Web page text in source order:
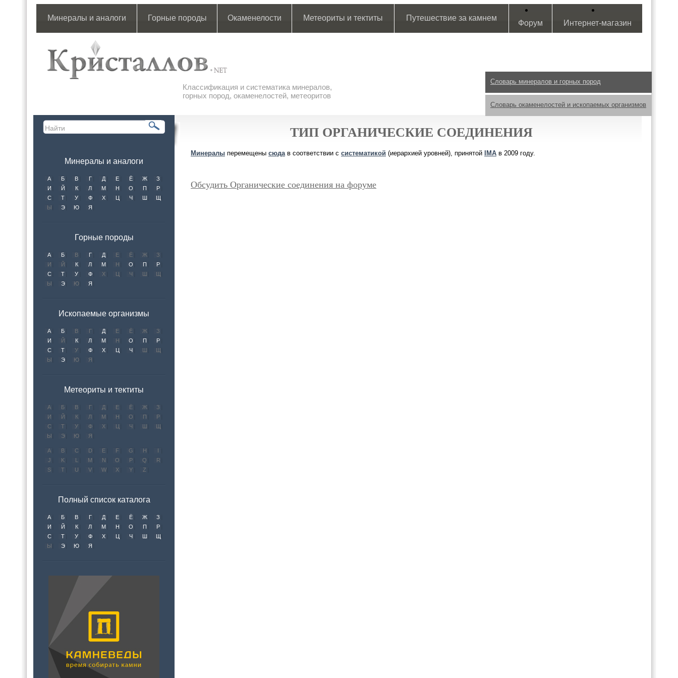
Минералы и аналоги Горные породы Окаменелости Метеориты и тектиты Путешествие за камнем
Форум Интернет-магазин
Классификация и систематика минералов,
горных пород, окаменелостей, метеоритов
Словарь минералов и горных пород
Словарь окаменелостей и ископаемых организмов
Минералы и аналоги
А Б В Г Д Е Ё Ж
З
И
Й К Л М Н О П
Р
С
Т У Ф Х Ц Ч Ш
Щ
Ы
Э Ю Я
Горные породы
А Б В Г Д Е Ё Ж
З
И
Й К Л М Н О П
Р
С
Т У Ф Х Ц Ч Ш
Щ
Ы
Э Ю Я
Ископаемые организмы
А Б В Г Д Е Ё Ж
З
И
Й К Л М Н О П
Р
С
Т У Ф Х Ц Ч Ш
Щ
Ы
Э Ю Я
Метеориты и тектиты
А Б В Г Д Е Ё Ж
З
И
Й К Л М Н О П
Р
С
Т У Ф Х Ц Ч Ш
Щ
Ы
Э Ю Я
A B C D E F G H
I
J
K L M N O P Q
R
S
T U V W X Y Z
Полный список каталога
А Б В Г Д Е Ё Ж
З
И
Й К Л М Н О П
Р
С
Т У Ф Х Ц Ч Ш
Щ
Ы
Э Ю Я
ТИП ОРГАНИЧЕСКИЕ СОЕДИНЕНИЯ
Минералы перемещены сюдав соответствии с систематикой (иерархией уровней), принятой IMA в 2009 году.
Обсудить Органические соединения на форуме